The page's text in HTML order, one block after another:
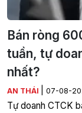
Bán ròng
tuần, tự
nhất?
AN THÁI 07-08-
Tự doanh CTCK